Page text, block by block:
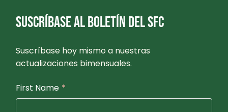
SUSCRÍBASE AL BOLETÍN DEL SFC
Suscríbase hoy mismo a nuestras
actualizaciones bimensuales.
First Name *